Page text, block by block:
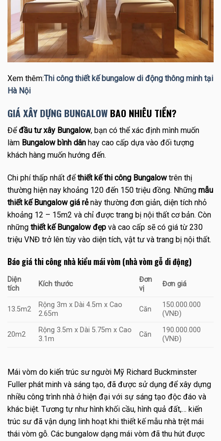
Xem thêm:Thi công thiết kế bungalow di động thông minh tại
Hà Nội
GIÁ XÂY DỰNG BUNGALOW BAO NHIÊU TIỀN?
Đểđầu tư xây Bungalow, bạn có thể xác định mình muốn
làm Bungalow bình dân hay cao cấp dựa vào đối tượng
khách hàng muốn hướng đến.
Chi phí thấp nhất đểthiết kế thi công Bungalowtrên thị
thường hiện nay khoảng 120 đến 150 triệu đồng. Những mẫu
thiết kế Bungalow giá rẻnày thường đơn giản, diện tích nhỏ
khoảng 12 – 15m2 và chỉ được trang bị nội thất cơ bản. Còn
những thiết kế Bungalow đẹp và cao cấp sẽ có giá từ 230
triệu VNĐ trở lên tùy vào diện tích, vật tư và trang bị nội thất.
Báo giá thi công nhà kiểu mái vòm (nhà vòm gỗ di động)
Diện
tích
Kích thước
Đơn
vị
Đơn giá
13.5m2
Rộng 3m x Dài 4.5m x Cao
2.65m
Căn
150.000.000
(VNĐ)
20m2
Rộng 3.5m x Dài 5.75m x Cao
3.1m
Căn
190.000.000
(VNĐ)
Mái vòm do kiến trúc sư người Mỹ Richard Buckminster
Fuller phát minh và sáng tạo, đã được sử dụng để xây dựng
nhiều công trình nhà ở hiện đại với sự sáng tạo độc đáo và
khác biệt. Tương tự như hình khối cầu, hình quả đất,… kiến
trúc sư đã vận dụng linh hoạt khi thiết kế mẫu nhà trệt mái
thái vòm gỗ. Các bungalow dạng mái vòm đã thu hút được